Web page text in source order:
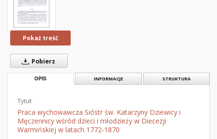
Pokaż treść
Pobierz
OPIS INFORMACJE STRUKTURA
Tytuł:
Praca wychowawcza Sióstr św. Katarzyny Dziewicy i
Męczennicy wśród dzieci i młodzieży w Diecezji
Warmińskiej w latach 1772-1870